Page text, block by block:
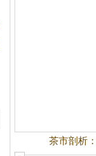
茶市剖析